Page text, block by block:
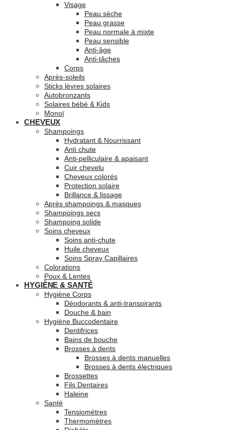
Visage
Peau sèche
Peau grasse
Peau normale à mixte
Peau sensible
Anti-âge
Anti-tâches
Corps
Après-soleils
Sticks lèvres solaires
Autobronzants
Solaires bébé & Kids
Monoï
CHEVEUX
Shampoings
Hydratant & Nourrissant
Anti chute
Anti-pelliculaire & apaisant
Cuir chevelu
Cheveux colorés
Protection solaire
Brillance & lissage
Après shampoings & masques
Shampoings secs
Shampoing solide
Soins cheveux
Soins anti-chute
Huile cheveux
Soins Spray Capillaires
Colorations
Poux & Lentes
HYGIÈNE & SANTÉ
Hygiène Corps
Déodorants & anti-transpirants
Douche & bain
Hygiène Buccodentaire
Dentifrices
Bains de bouche
Brosses à dents
Brosses à dents manuelles
Brosses à dents électriques
Brossettes
Fils Dentaires
Haleine
Santé
Tensiomètres
Thermomètres